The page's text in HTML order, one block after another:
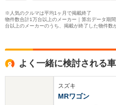
※人気のクルマは平均1ヶ月で掲載終了
物件数合計1万台以上のメーカー｜算出データ期
台以上のメーカーのうち、掲載が終了した物件数
よく一緒に検討される
スズキ
MRワゴン